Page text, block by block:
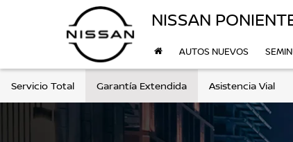
NISSAN
AUTOS NUEVOS
Servicio Total Garantía Extendida Asistencia Vial